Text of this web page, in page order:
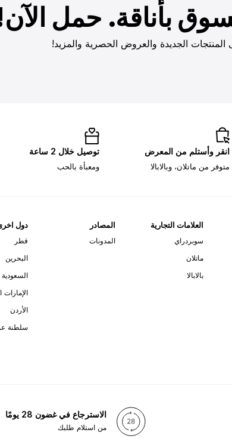
بأناقة. حمل
الجديدة والعروض الحصرية والمزيد!
انقر وأستلم من المعرض
متوفر من ماتلان، وبالابالا
توصيل خلال 2 ساعة
ومعبأة بالحب
العلامات التجارية
سوبردراي
ماتلان
بالابالا
المصادر
المدونات
دول
قطر
البحرين
السعودية
الإمارات
الأردن
سلطنة
الاسترجاع في غضون 28 يومًا
من استلام طلبك